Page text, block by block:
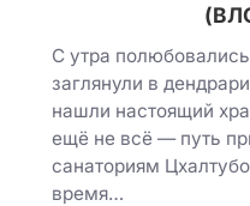
С утра
заглянули в
нашли настоящий
ещё не всё — путь
санаториям
время…